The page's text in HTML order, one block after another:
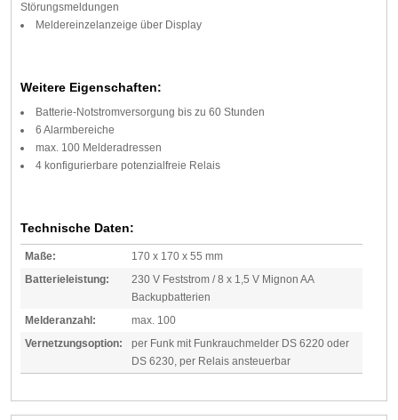
Störungsmeldungen
Meldereinzelanzeige über Display
Weitere Eigenschaften:
Batterie-Notstromversorgung bis zu 60 Stunden
6 Alarmbereiche
max. 100 Melderadressen
4 konfigurierbare potenzialfreie Relais
Technische Daten:
Maße:
170 x 170 x 55 mm
Batterieleistung:
230 V Feststrom / 8 x 1,5 V Mignon AA
Backupbatterien
Melderanzahl:
max. 100
Vernetzungsoption:
per Funk mit Funkrauchmelder DS 6220 oder
DS 6230, per Relais ansteuerbar